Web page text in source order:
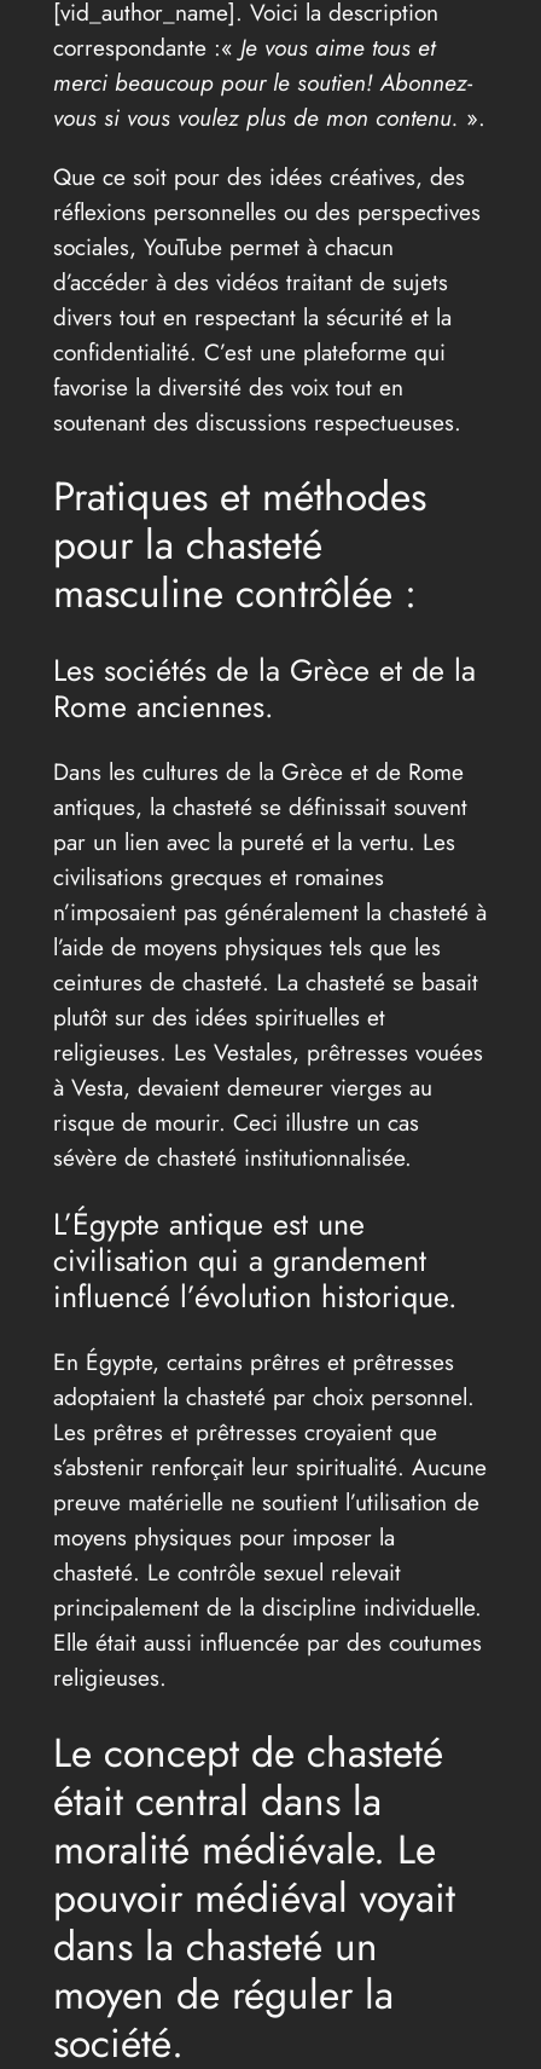
[vid_author_name]. Voici la description
correspondante :« Je vous aime tous et
merci beaucoup pour le soutien! Abonnez-
vous si vous voulez plus de mon contenu. ».
Que ce soit pour des idées créatives, des
réflexions personnelles ou des perspectives
sociales, YouTube permet à chacun
d’accéder à des vidéos traitant de sujets
divers tout en respectant la sécurité et la
confidentialité. C’est une plateforme qui
favorise la diversité des voix tout en
soutenant des discussions respectueuses.
Pratiques et méthodes
pour la chasteté
masculine contrôlée :
Les sociétés de la Grèce et de la
Rome anciennes.
Dans les cultures de la Grèce et de Rome
antiques, la chasteté se définissait souvent
par un lien avec la pureté et la vertu. Les
civilisations grecques et romaines
n’imposaient pas généralement la chasteté à
l’aide de moyens physiques tels que les
ceintures de chasteté. La chasteté se basait
plutôt sur des idées spirituelles et
religieuses. Les Vestales, prêtresses vouées
à Vesta, devaient demeurer vierges au
risque de mourir. Ceci illustre un cas
sévère de chasteté institutionnalisée.
L’Égypte antique est une
civilisation qui a grandement
influencé l’évolution historique.
En Égypte, certains prêtres et prêtresses
adoptaient la chasteté par choix personnel.
Les prêtres et prêtresses croyaient que
s’abstenir renforçait leur spiritualité. Aucune
preuve matérielle ne soutient l’utilisation de
moyens physiques pour imposer la
chasteté. Le contrôle sexuel relevait
principalement de la discipline individuelle.
Elle était aussi influencée par des coutumes
religieuses.
Le concept de chasteté
était central dans la
moralité médiévale. Le
pouvoir médiéval voyait
dans la chasteté un
moyen de réguler la
société.